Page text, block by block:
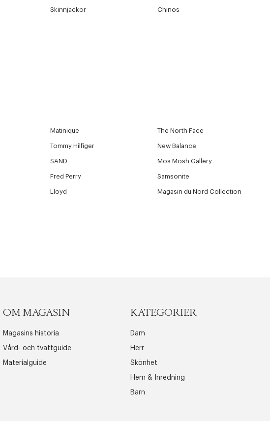
Skinnjackor Chinos
Matinique The North Face
Tommy Hilfiger New Balance
SAND Mos Mosh Gallery
Fred Perry Samsonite
Lloyd Magasin du Nord Collection
OM MAGASIN
Magasins historia
Vård- och tvättguide
Materialguide
KATEGORIER
Dam
Herr
Skönhet
Hem & Inredning
Barn